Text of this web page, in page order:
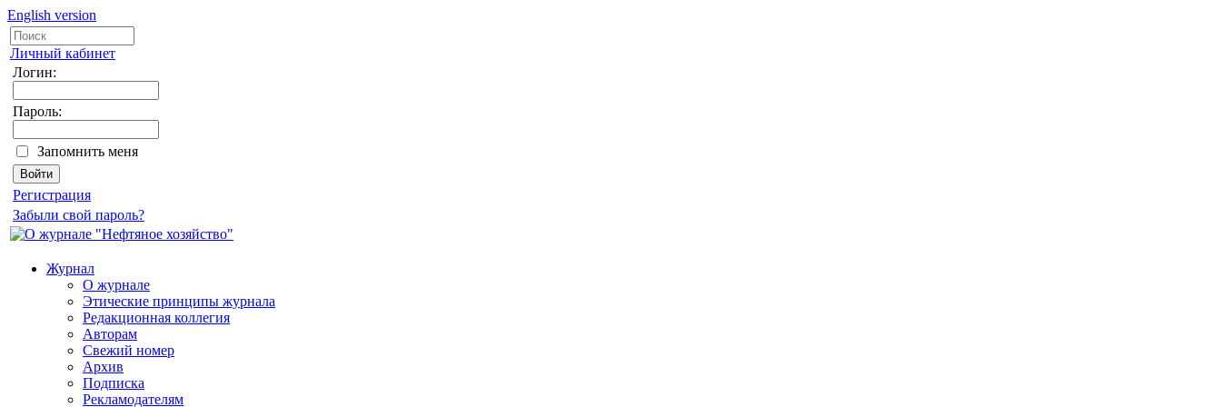
English version
Личный кабинет
Логин:
Пароль:
Запомнить меня
Регистрация
Забыли свой пароль?
Журнал
О журнале
Этические принципы журнала
Редакционная коллегия
Авторам
Свежий номер
Архив
Подписка
Рекламодателям